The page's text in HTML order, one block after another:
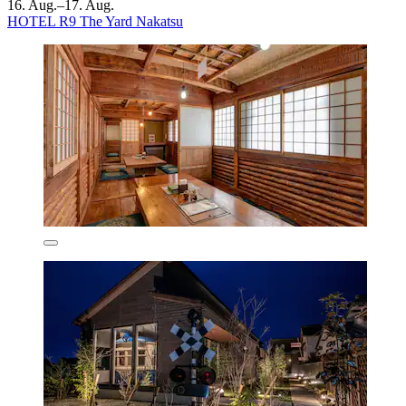
16. Aug.–17. Aug.
HOTEL R9 The Yard Nakatsu